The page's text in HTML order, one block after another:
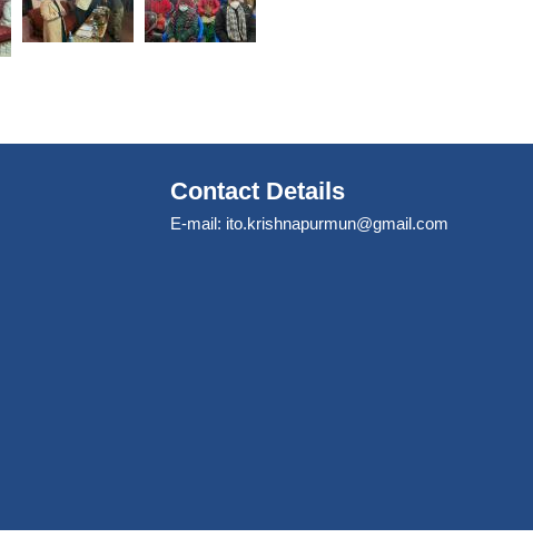
Contact Details
E-mail: ito.krishnapurmun@gmail.com